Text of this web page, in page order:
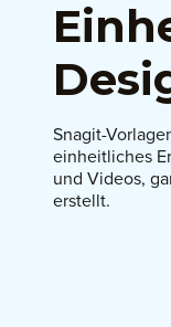
Snagit-
einheitliches
und Videos,
erstellt.